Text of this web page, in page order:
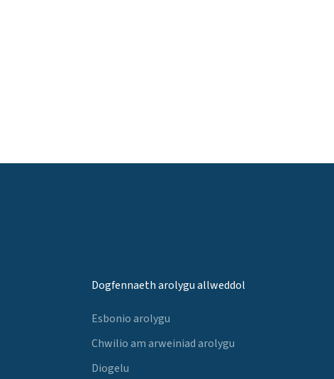
Dogfennaeth arolygu allweddol
Esbonio arolygu
Chwilio am arweiniad arolygu
Diogelu